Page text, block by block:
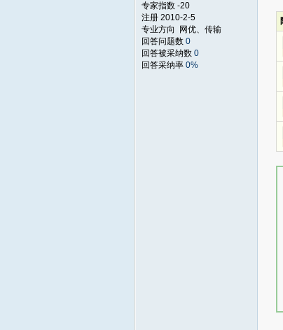
专家指数 -20
注册 2010-2-5
专业方向 网优、传输
回答问题数 0
回答被采纳数 0
回答采纳率 0%